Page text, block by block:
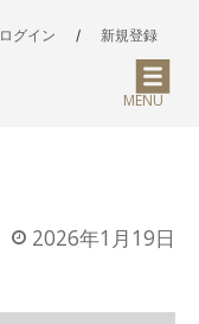
ログイン / 新規登録
MENU
2026年1月19日